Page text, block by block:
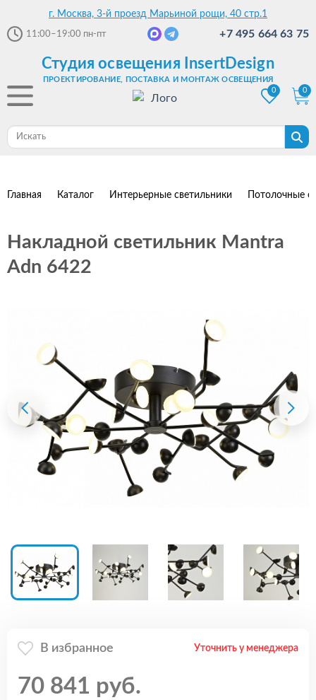
г. Москва, 3-й проезд Марьиной рощи, 40 стр.1
11:00–19:00 пн-пт +7 495 664 63 75
Студия освещения InsertDesign
ПРОЕКТИРОВАНИЕ, ПОСТАВКА И МОНТАЖ ОСВЕЩЕНИЯ
0
0
Главная Каталог Интерьерные светильники Потолочные
Накладной светильник Mantra
Adn 6422
В избранное Уточнить у менеджера
70 841 руб.